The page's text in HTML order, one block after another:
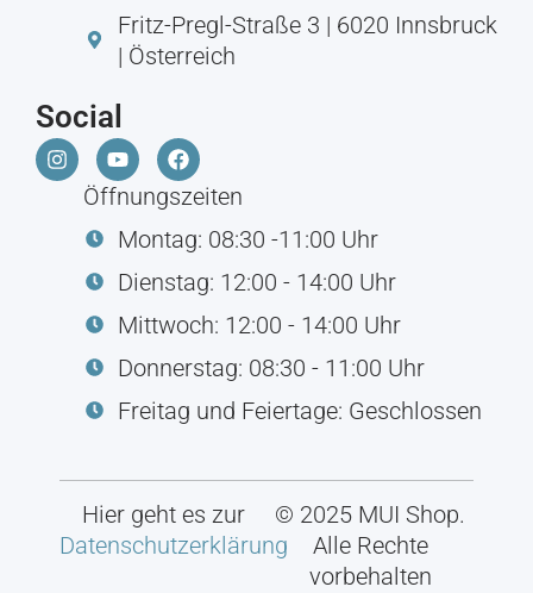
Fritz-Pregl-Straße 3 | 6020 Innsbruck
| Österreich
Social
Öffnungszeiten
Montag: 08:30 -11:00 Uhr
Dienstag: 12:00 - 14:00 Uhr
Mittwoch: 12:00 - 14:00 Uhr
Donnerstag: 08:30 - 11:00 Uhr
Freitag und Feiertage: Geschlossen
Hier geht es zur
Datenschutzerklärung
© 2025 MUI Shop.
Alle Rechte
vorbehalten